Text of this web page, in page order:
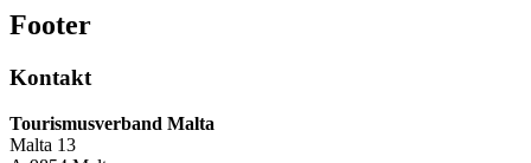
Footer
Kontakt
Tourismusverband Malta
Malta 13